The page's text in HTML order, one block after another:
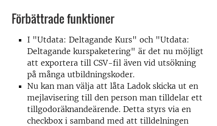
Förbättrade funktioner
I "Utdata: Deltagande Kurs" och "Utdata:
Deltagande kurspaketering" är det nu möjligt
att exportera till CSV-fil även vid utsökning
på många utbildningskoder.
Nu kan man välja att låta Ladok skicka ut en
mejlavisering till den person man tilldelar ett
tillgodoräknandeärende. Detta styrs via en
checkbox i samband med att tilldelningen